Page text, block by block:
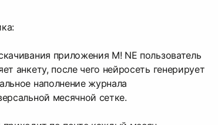
приложения M! NE пользователь
анкету, после чего нейросеть генерирует
наполнение журнала
месячной сетке.